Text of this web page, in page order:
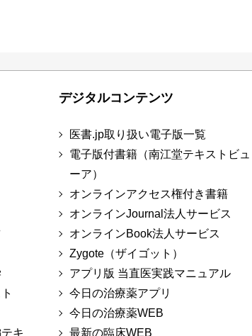
キ
デジタルコンテンツ
医書.jp取り扱い電子版一覧
電子版付書籍（南江堂テキストビュ
ーア）
オンラインアクセス権付き書籍
オンラインJournal法人サービス
オンラインBook法人サービス
Zygote（ザイゴット）
アプリ版 当直医実践マニュアル
今日の治療薬アプリ
今日の治療薬WEB
最新の臨床WEB